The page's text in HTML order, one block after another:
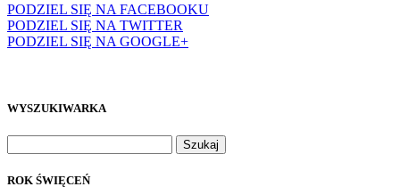
PODZIEL SIĘ NA FACEBOOKU
PODZIEL SIĘ NA TWITTER
PODZIEL SIĘ NA GOOGLE+
WYSZUKIWARKA
ROK ŚWIĘCEŃ